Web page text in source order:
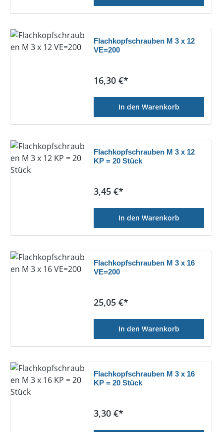
Flachkopfschrauben M 3 x 12
VE=200
Regulärer Preis:
16,30 €*
In den Warenkorb
Flachkopfschrauben M 3 x 12
KP = 20 Stück
Regulärer Preis:
3,45 €*
In den Warenkorb
Flachkopfschrauben M 3 x 16
VE=200
Regulärer Preis:
25,05 €*
In den Warenkorb
Flachkopfschrauben M 3 x 16
KP = 20 Stück
Regulärer Preis:
3,30 €*